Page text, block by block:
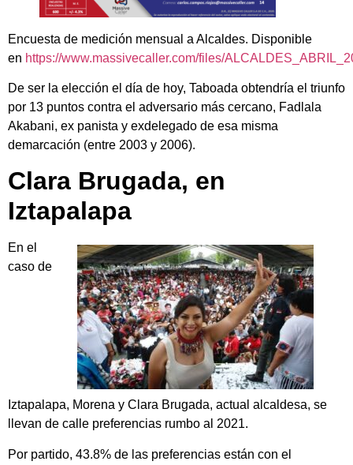
Encuesta de medición mensual a Alcaldes. Disponible
en https://www.massivecaller.com/files/
De ser la elección el día de hoy, Taboada obtendría el triunfo
por 13 puntos contra el adversario más cercano, Fadlala
Akabani, ex panista y exdelegado de esa misma
demarcación (entre 2003 y 2006).
Clara Brugada, en
Iztapalapa
En el
caso de
Iztapalapa, Morena y Clara Brugada, actual alcaldesa, se
llevan de calle preferencias rumbo al 2021.
Por partido, 43.8% de las preferencias están con el